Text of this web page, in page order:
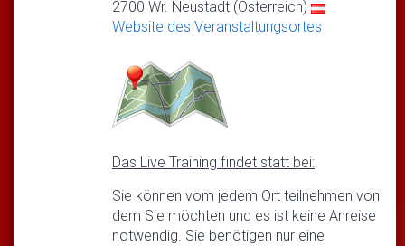
2700 Wr. Neustadt (Österreich)
Website des Veranstaltungsortes
Das Live Training findet statt bei:
Sie können vom jedem Ort teilnehmen von
dem Sie möchten und es ist keine Anreise
notwendig. Sie benötigen nur eine